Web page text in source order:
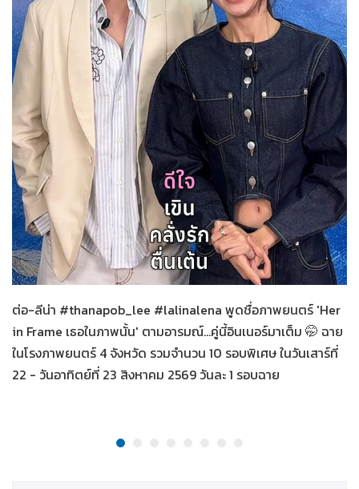
08-08-2569
Her in Frame เธอในภาพนั้น
ต่อ-ลีน่า #thanapob_lee #lalinalena พูดชื่อภาพยนตร์ 'Her
in Frame เธอในภาพนั้น' ตามอารมณ์...คู่นี้อินเนอร์มาเต็ม 🤭 ฉาย
ในโรงภาพยนตร์ 4 จังหวัด รวมจำนวน 10 รอบพิเศษ ในวันเสาร์ที่
22 - วันอาทิตย์ที่ 23 สิงหาคม 2569 วันละ 1 รอบฉาย